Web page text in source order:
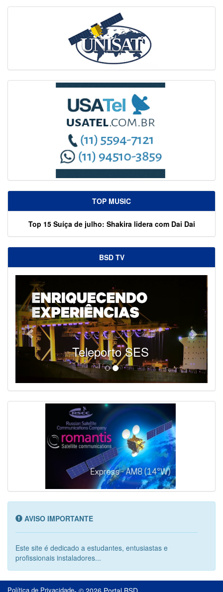
TOP MUSIC
Top 15 Suíça de julho: Shakira lidera com Dai Dai
BSD TV
SES - Fornecendo Esportes Ao Vivo
AVISO IMPORTANTE
Este site é dedicado a estudantes, entusiastas e
profissionais instaladores...
Política de Privacidade